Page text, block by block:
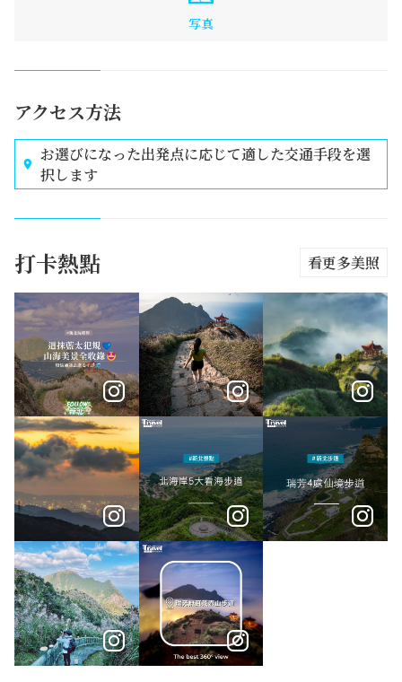
写真
アクセス方法
お選びになった出発点に応じて適した交通手段を選
択します
打卡熱點 看更多美照